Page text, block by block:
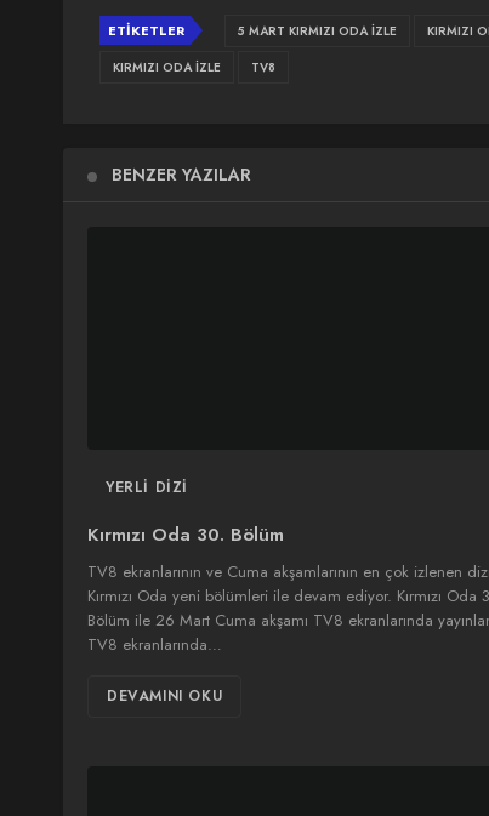
ETIKETLER 5 MART KIRMIZI ODA İZLE KIRMIZI
KIRMIZI ODA IZLE
TV8
BENZER YAZILAR
YERLI DIZI
Kırmızı Oda 30. Bölüm
TV8 ekranlarının ve Cuma akşamlarının en çok izlenen
Kırmızı Oda yeni bölümleri ile devam ediyor. Kırmızı Oda
Bölüm ile 26 Mart Cuma akşamı TV8 ekranlarında
TV8 ekranlarında…
DEVAMINI OKU